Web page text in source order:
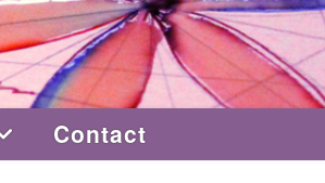
Contact